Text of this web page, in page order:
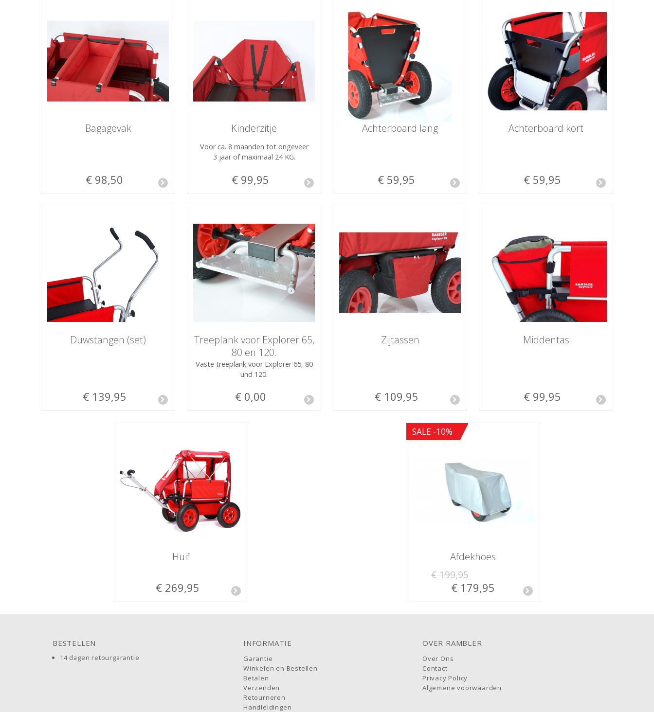
Bagagevak
€ 98,50
Kinderzitje
Voor ca. 8 maanden tot ongeveer
3 jaar of maximaal 24 KG.
€ 99,95
Achterboard lang
€ 59,95
Achterboard kort
€ 59,95
Duwstangen (set)
€ 139,95
Treeplank voor Explorer 65,
80 en 120.
Vaste treeplank voor Explorer 65, 80
und 120.
€ 0,00
Zijtassen
€ 109,95
Middentas
€ 99,95
Huif
€ 269,95
SALE -10%
Afdekhoes
€ 199,95
€ 179,95
BESTELLEN
14 dagen retourgarantie
INFORMATIE
Garantie
Winkelen en Bestellen
Betalen
Verzenden
Retourneren
Handleidingen
OVER RAMBLER
Over Ons
Contact
Privacy Policy
Algemene voorwaarden